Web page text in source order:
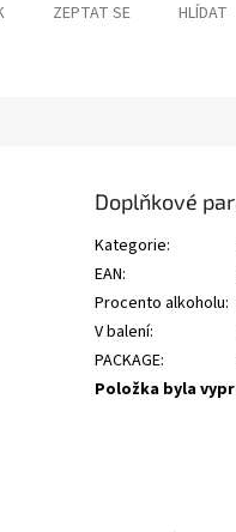
ZEPTAT SE HLÍDAT
Doplňkové
Kategorie:
EAN:
Procento alkoholu:
V balení:
PACKAGE:
Položka byla